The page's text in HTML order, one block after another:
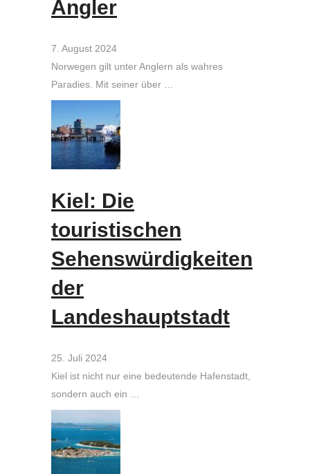
Angler
7. August 2024
Norwegen gilt unter Anglern als wahres
Paradies. Mit seiner über …
Kiel: Die
touristischen
Sehenswürdigkeiten
der
Landeshauptstadt
25. Juli 2024
Kiel ist nicht nur eine bedeutende Hafenstadt,
sondern auch ein …